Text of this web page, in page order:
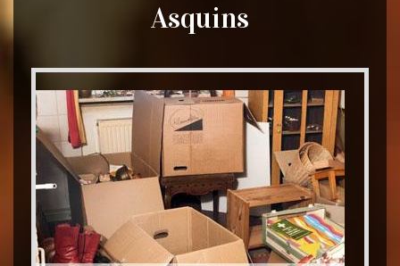
Asquins